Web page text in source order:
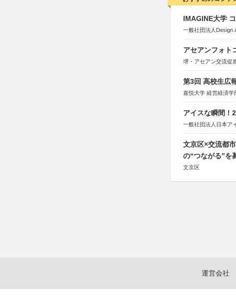
IMAGINE大学
一般社団法人Design
アセアンフォト
堺・アセアン交流促
第3回 高校生広
嘉悦大学 経営経済学
アイスな瞬間！
一般社団法人日本ア
文京区×交流都
の“つながる”を
文京区
運営会社